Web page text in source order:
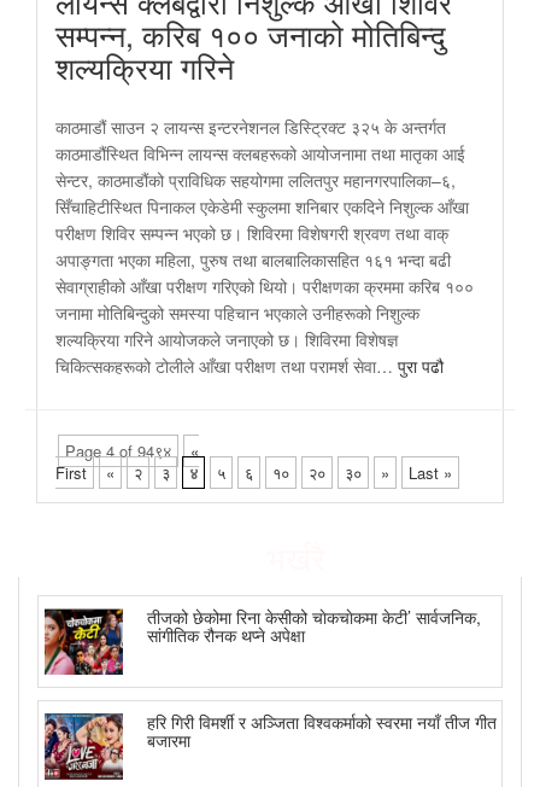
सम्पन्न, करिब १०० जनाको मोतिबिन्दु
शल्यक्रिया गरिने
काठमाडौं साउन २ लायन्स इन्टरनेशनल डिस्ट्रिक्ट ३२५ के अन्तर्गत
काठमाडौंस्थित विभिन्न लायन्स क्लबहरूको आयोजनामा तथा मातृका आई
सेन्टर, काठमाडौंको प्राविधिक सहयोगमा ललितपुर महानगरपालिका–६,
सिँचाहिटीस्थित पिनाकल एकेडेमी स्कुलमा शनिबार एकदिने निशुल्क आँखा
परीक्षण शिविर सम्पन्न भएको छ। शिविरमा विशेषगरी श्रवण तथा वाक्
अपाङ्गता भएका महिला, पुरुष तथा बालबालिकासहित १६१ भन्दा बढी
सेवाग्राहीको आँखा परीक्षण गरिएको थियो। परीक्षणका क्रममा करिब १००
जनामा मोतिबिन्दुको समस्या पहिचान भएकाले उनीहरूको निशुल्क
शल्यक्रिया गरिने आयोजकले जनाएको छ। शिविरमा विशेषज्ञ
चिकित्सकहरूको टोलीले आँखा परीक्षण तथा परामर्श सेवा… पुरा पढौ
Page 4 of 94९४
«
First
« २ ३ ४ ५ ६ १० २० ३० » Last »
तीजको छेकोमा रिना केसीको चाेकचाेकमा केटी’ सार्वजनिक,
सांगीतिक रौनक थप्ने अपेक्षा
हरि गिरी विमर्शी र अञ्जिता विश्वकर्माको स्वरमा नयाँ तीज गीत
बजारमा